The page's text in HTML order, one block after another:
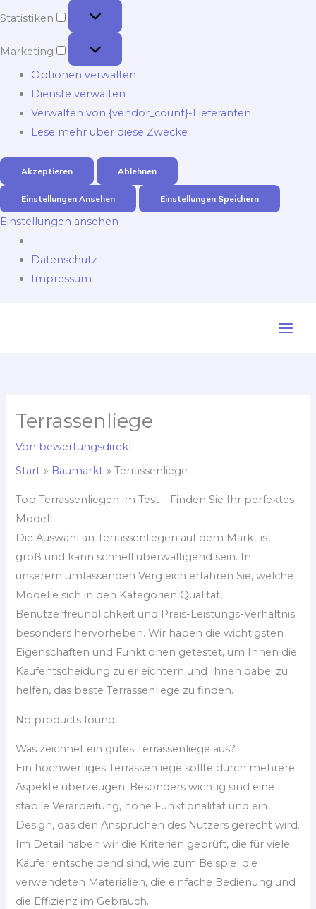
Statistiken
Statistiken
Marketing
Marketing
Optionen verwalten
Dienste verwalten
Verwalten von {vendor_count}-Lieferanten
Lese mehr über diese Zwecke
Akzeptieren Ablehnen
Einstellungen Ansehen Einstellungen Speichern
Einstellungen ansehen
Datenschutz
Impressum
Terrassenliege
Von bewertungsdirekt
Start
Baumarkt Terrassenliege
Top Terrassenliegen im Test – Finden Sie Ihr perfektes
Modell
Die Auswahl an Terrassenliegen auf dem Markt ist
groß und kann schnell überwältigend sein. In
unserem umfassenden Vergleich erfahren Sie, welche
Modelle sich in den Kategorien Qualität,
Benutzerfreundlichkeit und Preis-Leistungs-Verhältnis
besonders hervorheben. Wir haben die wichtigsten
Eigenschaften und Funktionen getestet, um Ihnen die
Kaufentscheidung zu erleichtern und Ihnen dabei zu
helfen, das beste Terrassenliege zu finden.
No products found.
Was zeichnet ein gutes Terrassenliege aus?
Ein hochwertiges Terrassenliege sollte durch mehrere
Aspekte überzeugen. Besonders wichtig sind eine
stabile Verarbeitung, hohe Funktionalität und ein
Design, das den Ansprüchen des Nutzers gerecht wird.
Im Detail haben wir die Kriterien geprüft, die für viele
Käufer entscheidend sind, wie zum Beispiel die
verwendeten Materialien, die einfache Bedienung und
die Effizienz im Gebrauch.